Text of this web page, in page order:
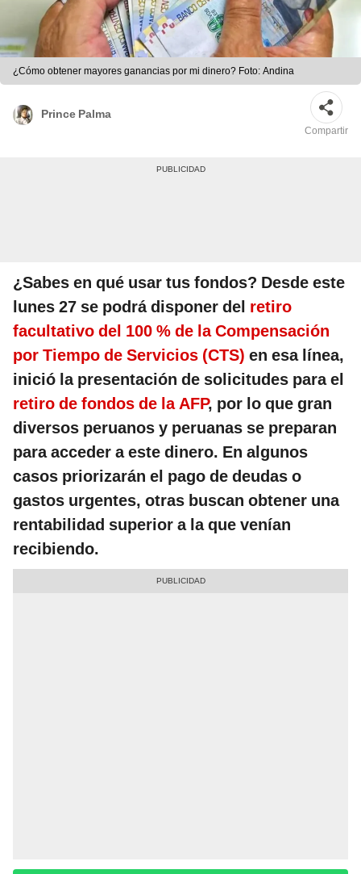
¿Cómo obtener mayores ganancias por mi dinero? Foto: Andina
Prince Palma
Compartir
¿Sabes en qué usar tus fondos? Desde este
lunes 27 se podrá disponer del retiro
facultativo del 100 % de la Compensación
por Tiempo de Servicios (CTS) en esa línea,
inició la presentación de solicitudes para el
retiro de fondos de la AFP, por lo que gran
diversos peruanos y peruanas se preparan
para acceder a este dinero. En algunos
casos priorizarán el pago de deudas o
gastos urgentes, otras buscan obtener una
rentabilidad superior a la que venían
recibiendo.